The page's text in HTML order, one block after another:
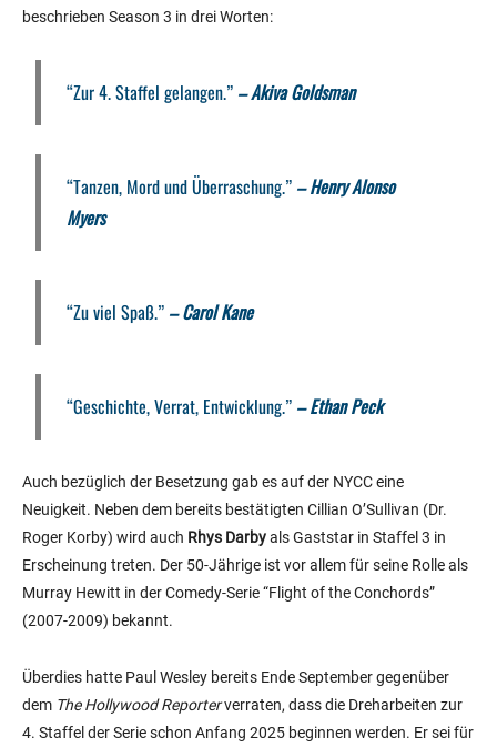
beschrieben Season 3 in drei Worten:
“Zur 4. Staffel gelangen.” –Akiva Goldsman
“Tanzen, Mord und Überraschung.” – Henry Alonso
Myers
“Zu viel Spaß.” –CarolKane
“Geschichte, Verrat, Entwicklung.” –Ethan Peck
Auch bezüglich der Besetzung gab es auf der NYCC eine
Neuigkeit. Neben dem bereits bestätigten Cillian O’Sullivan (Dr.
Roger Korby) wird auch Rhys Darbyals Gaststar in Staffel 3 in
Erscheinung treten. Der 50-Jährige ist vor allem für seine Rolle als
Murray Hewitt in der Comedy-Serie “Flight of the Conchords”
(2007-2009) bekannt.
Überdies hatte Paul Wesley bereits Ende September gegenüber
dem The Hollywood Reporterverraten, dass die Dreharbeiten zur
4. Staffel der Serie schon Anfang 2025 beginnen werden. Er sei für